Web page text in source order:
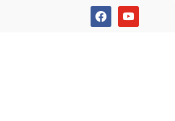
facebookyoutube